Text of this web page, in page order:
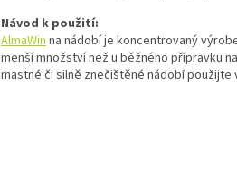
Návod k použití:
AlmaWinna nádobí je koncentrovaný
menší množství než u běžného přípravku
mastné či silně znečištěné nádobí